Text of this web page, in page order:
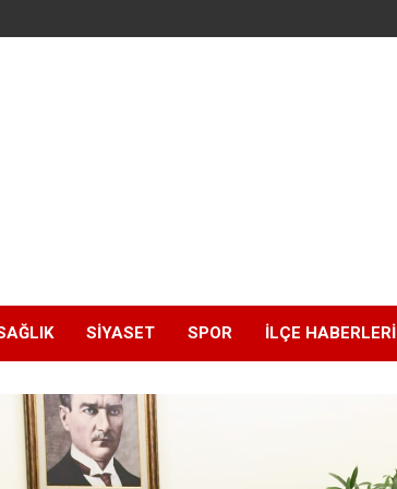
SIYASET SPOR İLÇE HABERLERI